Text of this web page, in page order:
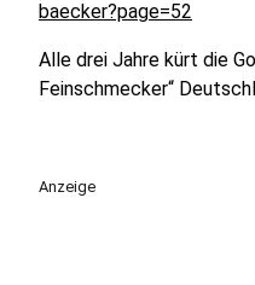
baecker?page=52
Alle drei Jahre kürt die
Feinschmecker“
Anzeige